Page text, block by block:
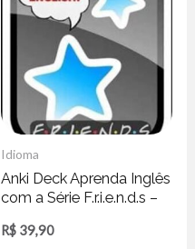
Idioma
Anki Deck Aprenda Inglês
com a Série F.r.i.e.n.d.s –
R$ 39,90